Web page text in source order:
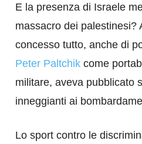
E la presenza di Israele
massacro dei palestinesi?
concesso tutto, anche di
Peter Paltchik come
militare, aveva pubblicato
inneggianti ai
Lo sport contro le